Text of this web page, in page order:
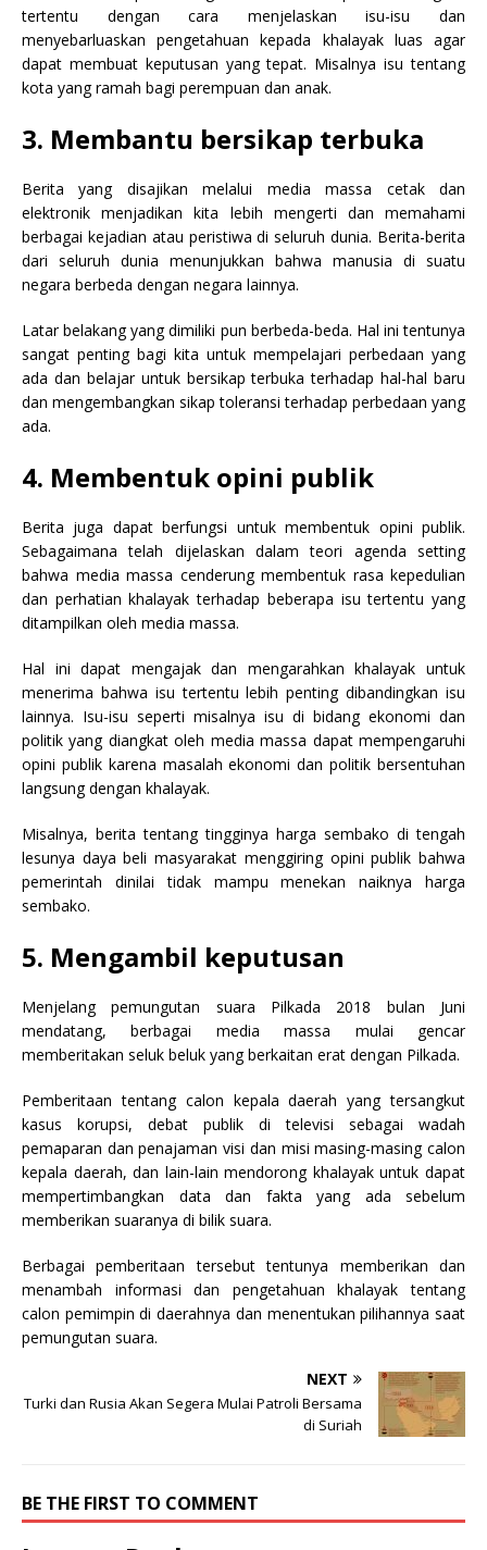
tertentu dengan cara menjelaskan isu-isu dan
menyebarluaskan pengetahuan kepada khalayak luas agar
dapat membuat keputusan yang tepat. Misalnya isu tentang
kota yang ramah bagi perempuan dan anak.
3. Membantu bersikap terbuka
Berita yang disajikan melalui media massa cetak dan
elektronik menjadikan kita lebih mengerti dan memahami
berbagai kejadian atau peristiwa di seluruh dunia. Berita-berita
dari seluruh dunia menunjukkan bahwa manusia di suatu
negara berbeda dengan negara lainnya.
Latar belakang yang dimiliki pun berbeda-beda. Hal ini tentunya
sangat penting bagi kita untuk mempelajari perbedaan yang
ada dan belajar untuk bersikap terbuka terhadap hal-hal baru
dan mengembangkan sikap toleransi terhadap perbedaan yang
ada.
4. Membentuk opini publik
Berita juga dapat berfungsi untuk membentuk opini publik.
Sebagaimana telah dijelaskan dalam teori agenda setting
bahwa media massa cenderung membentuk rasa kepedulian
dan perhatian khalayak terhadap beberapa isu tertentu yang
ditampilkan oleh media massa.
Hal ini dapat mengajak dan mengarahkan khalayak untuk
menerima bahwa isu tertentu lebih penting dibandingkan isu
lainnya. Isu-isu seperti misalnya isu di bidang ekonomi dan
politik yang diangkat oleh media massa dapat mempengaruhi
opini publik karena masalah ekonomi dan politik bersentuhan
langsung dengan khalayak.
Misalnya, berita tentang tingginya harga sembako di tengah
lesunya daya beli masyarakat menggiring opini publik bahwa
pemerintah dinilai tidak mampu menekan naiknya harga
sembako.
5. Mengambil keputusan
Menjelang pemungutan suara Pilkada 2018 bulan Juni
mendatang, berbagai media massa mulai gencar
memberitakan seluk beluk yang berkaitan erat dengan Pilkada.
Pemberitaan tentang calon kepala daerah yang tersangkut
kasus korupsi, debat publik di televisi sebagai wadah
pemaparan dan penajaman visi dan misi masing-masing calon
kepala daerah, dan lain-lain mendorong khalayak untuk dapat
mempertimbangkan data dan fakta yang ada sebelum
memberikan suaranya di bilik suara.
Berbagai pemberitaan tersebut tentunya memberikan dan
menambah informasi dan pengetahuan khalayak tentang
calon pemimpin di daerahnya dan menentukan pilihannya saat
pemungutan suara.
NEXT
Turki dan Rusia Akan Segera Mulai Patroli Bersama
di Suriah
BE THE FIRST TO COMMENT